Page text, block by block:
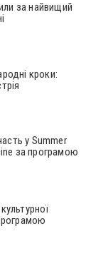
за найвищий
кроки:
у Summer
за програмою